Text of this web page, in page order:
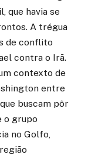
que havia se
A trégua
de conflito
contra o Irã.
contexto de
entre
buscam pôr
o grupo
no Golfo,